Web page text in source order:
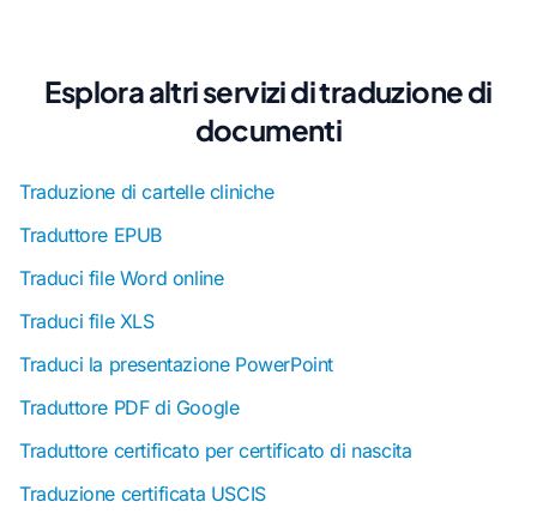
Esplora altri servizi di traduzione di
documenti
Traduzione di cartelle cliniche
Traduttore EPUB
Traduci file Word online
Traduci file XLS
Traduci la presentazione PowerPoint
Traduttore PDF di Google
Traduttore certificato per certificato di nascita
Traduzione certificata USCIS